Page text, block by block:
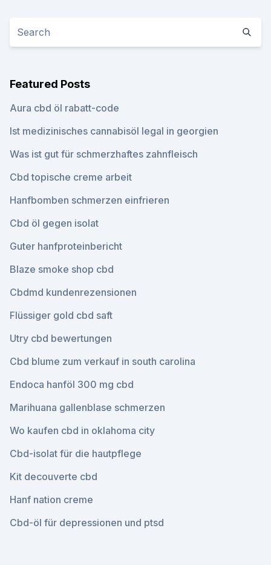
Featured Posts
Aura cbd öl rabatt-code
Ist medizinisches cannabisöl legal in georgien
Was ist gut für schmerzhaftes zahnfleisch
Cbd topische creme arbeit
Hanfbomben schmerzen einfrieren
Cbd öl gegen isolat
Guter hanfproteinbericht
Blaze smoke shop cbd
Cbdmd kundenrezensionen
Flüssiger gold cbd saft
Utry cbd bewertungen
Cbd blume zum verkauf in south carolina
Endoca hanföl 300 mg cbd
Marihuana gallenblase schmerzen
Wo kaufen cbd in oklahoma city
Cbd-isolat für die hautpflege
Kit decouverte cbd
Hanf nation creme
Cbd-öl für depressionen und ptsd